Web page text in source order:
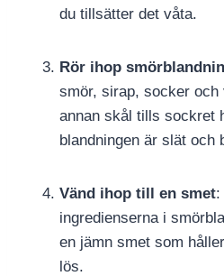
du tillsätter det våta.
Rör ihop
smör, sirap, socker
annan skål tills sockret
blandningen är slät och
Vänd ihop till en smet:
ingredienserna i
en jämn smet som
lös.